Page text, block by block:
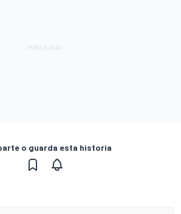
o guarda esta historia